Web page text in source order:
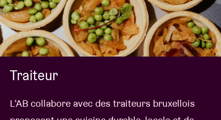
Traiteur
L’AB collabore avec des traiteurs bruxellois